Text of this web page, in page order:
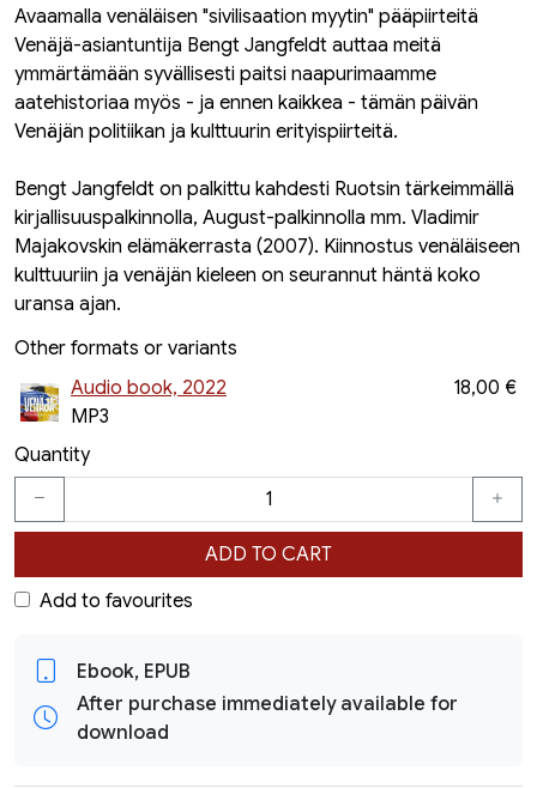
Avaamalla venäläisen "sivilisaation myytin" pääpiirteitä
Venäjä-asiantuntija Bengt Jangfeldt auttaa meitä
ymmärtämään syvällisesti paitsi naapurimaamme
aatehistoriaa myös - ja ennen kaikkea - tämän päivän
Venäjän politiikan ja kulttuurin erityispiirteitä.
Bengt Jangfeldt on palkittu kahdesti Ruotsin tärkeimmällä
kirjallisuuspalkinnolla, August-palkinnolla mm. Vladimir
Majakovskin elämäkerrasta (2007). Kiinnostus venäläiseen
kulttuuriin ja venäjän kieleen on seurannut häntä koko
uransa ajan.
Other formats or variants
Audio book, 2022
MP3
18,00 €
Quantity
ADD TO CART
Add to favourites
Ebook, EPUB
After purchase immediately available for
download